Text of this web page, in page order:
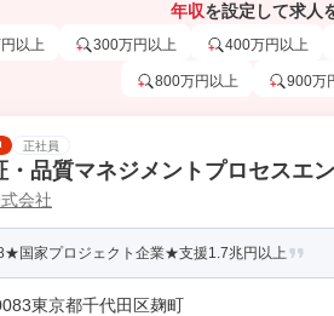
年収を設定して求人
以上 300万円以上 400万円以上
800万円以上 900万
正社員
・品質マネジメントプロセスエ
会社
国家プロジェクト企業★支援1.7兆円以上
東京都千代田区麹町